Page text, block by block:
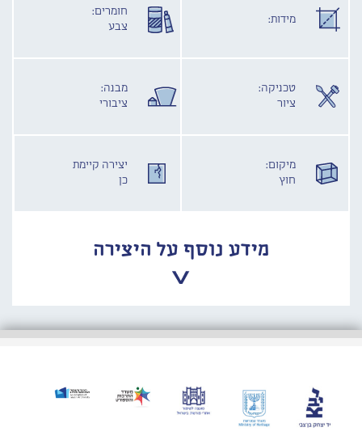
מידות:
חומרים:
צבע
טכניקה:
ציור
מבנה:
ציבורי
מיקום:
חוץ
יצירה קיימת
כן
מידע נוסף על היצירה